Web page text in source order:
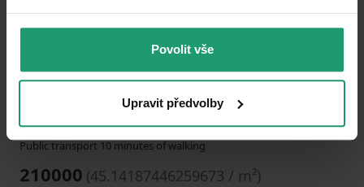
Povolit vše
Upravit předvolby
12 3
4652m²
Public transport 10 minutes of walking
210000 (45.14187446259673 / m²)